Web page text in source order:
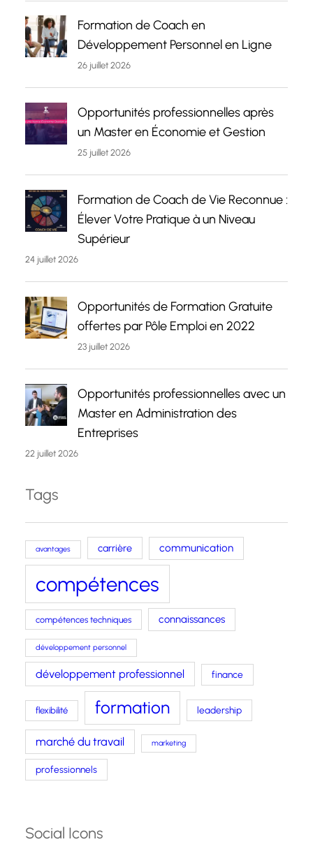
Formation de Coach en
Développement Personnel en Ligne
26 juillet 2026
Opportunités professionnelles après
un Master en Économie et Gestion
25 juillet 2026
Formation de Coach de Vie Reconnue :
Élever Votre Pratique à un Niveau
Supérieur
24 juillet 2026
Opportunités de Formation Gratuite
offertes par Pôle Emploi en 2022
23 juillet 2026
Opportunités professionnelles avec un
Master en Administration des
Entreprises
22 juillet 2026
Tags
avantages carrière communication
compétences
compétences techniques connaissances
développement personnel
développement professionnel finance
flexibilité formation leadership
marché du travail marketing
professionnels
Social Icons